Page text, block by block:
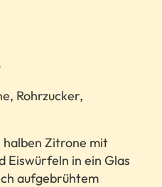
Rohrzucker,
halben Zitrone mit
Eiswürfeln in ein Glas
aufgebrühtem